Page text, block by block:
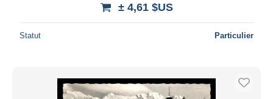
± 4,61 $US
Statut Particulier